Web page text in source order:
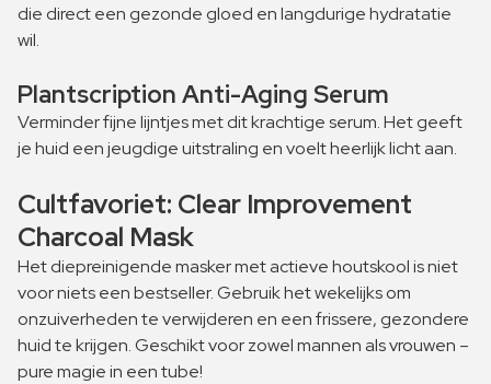
die direct een gezonde gloed en langdurige hydratatie
wil.
Plantscription Anti-Aging Serum
Verminder fijne lijntjes met dit krachtige serum. Het geeft
je huid een jeugdige uitstraling en voelt heerlijk licht aan.
Cultfavoriet: Clear Improvement
Charcoal Mask
Het diepreinigende masker met actieve houtskool is niet
voor niets een bestseller. Gebruik het wekelijks om
onzuiverheden te verwijderen en een frissere, gezondere
huid te krijgen. Geschikt voor zowel mannen als vrouwen –
pure magie in een tube!